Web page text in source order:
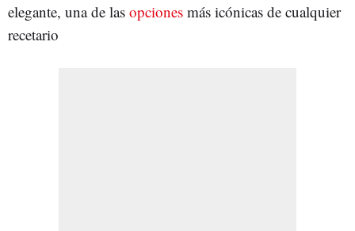
elegante, una de las opciones más icónicas de cualquier
recetario